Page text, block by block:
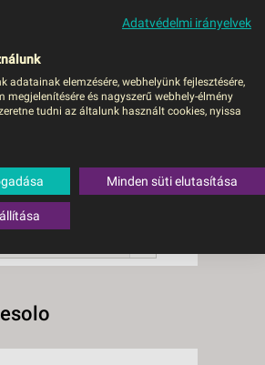
MENÜ
utazásttaláltunk.
tovább szűkítheti a
Adatvédelmi irányelvek
adatainak elemzésére, webhelyünk fejlesztésére,
és nagyszerű webhely-élmény
tudni az általunk használt cookies, nyissa
Minden süti elutasítása